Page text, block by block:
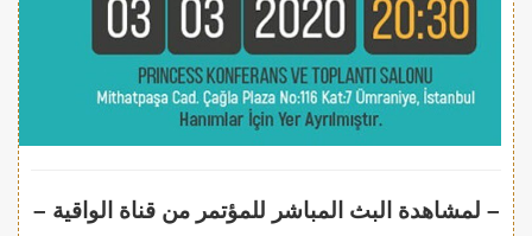
– لمشاهدة البث المباشر للمؤتمر من قناة الواقية –